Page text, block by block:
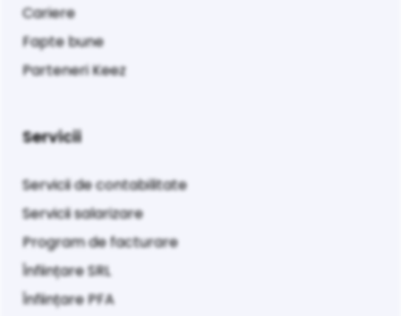
Cariere
Fapte bune
Parteneri Keez
Servicii
Servicii de contabilitate
Servicii salarizare
Program de facturare
Înființare SRL
Înființare PFA